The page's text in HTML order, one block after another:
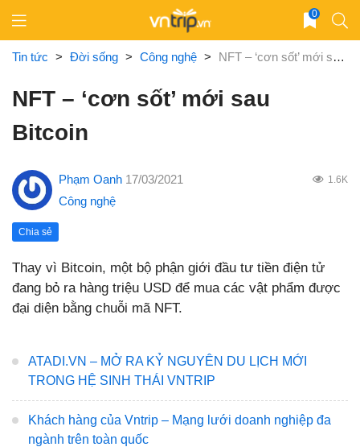
content
0
Tin tức > Đời sống > Công nghệ > NFT – ‘cơn sốt’ mới sau Bitcoin
NFT – ‘cơn sốt’ mới sau
Bitcoin
Phạm Oanh 17/03/2021 1.6K
Công nghệ
Chia sẻ
Thay vì Bitcoin, một bộ phận giới đầu tư tiền điện tử
đang bỏ ra hàng triệu USD để mua các vật phẩm được
đại diện bằng chuỗi mã NFT.
ATADI.VN – MỞ RA KỶ NGUYÊN DU LỊCH MỚI
TRONG HỆ SINH THÁI VNTRIP
Khách hàng của Vntrip – Mạng lưới doanh nghiệp đa
ngành trên toàn quốc